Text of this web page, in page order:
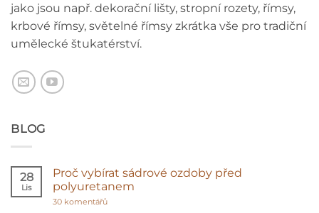
jako jsou např. dekorační lišty, stropní rozety, římsy,
krbové římsy, světelné římsy zkrátka vše pro tradiční
umělecké štukatérství.
BLOG
28
Lis
Proč vybírat sádrové ozdoby před
polyuretanem
30 komentářůu